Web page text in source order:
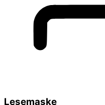
Lesemaske